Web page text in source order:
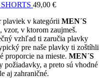
49,00 €
plaviek v kategórii MEN´S
vzor, v ktorom zaujmeš.
vzhľad ti zaručia plavky
pre naše plavky ti zoštíhli
proporcie na mieste. MEN´S
požiadavky, a preto sú vhodné
aj zahraničné.